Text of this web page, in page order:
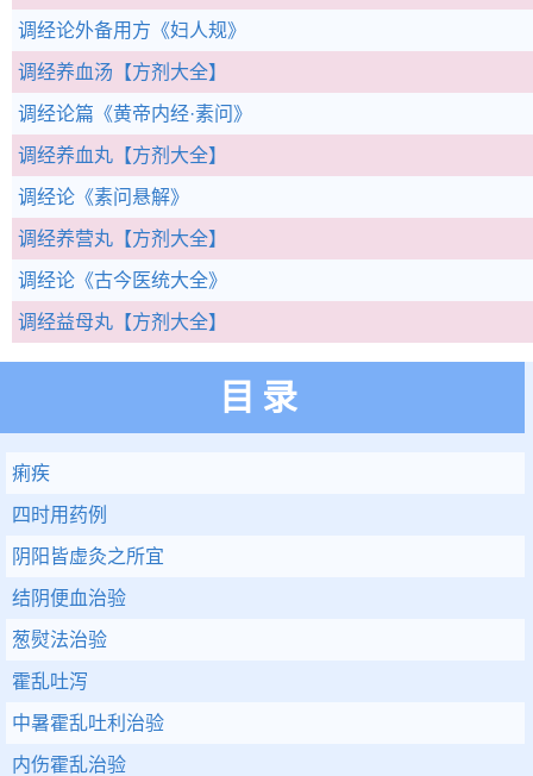
调经论外备用方 《妇人规》
调经养血汤 【方剂大全】
调经论篇 《黄帝内经·素问》
调经养血丸 【方剂大全】
调经论 《素问悬解》
调经养营丸 【方剂大全】
调经论 《古今医统大全》
调经益母丸 【方剂大全】
目录
痢疾
四时用药例
阴阳皆虚灸之所宜
结阴便血治验
葱熨法治验
霍乱吐泻
中暑霍乱吐利治验
内伤霍乱治验